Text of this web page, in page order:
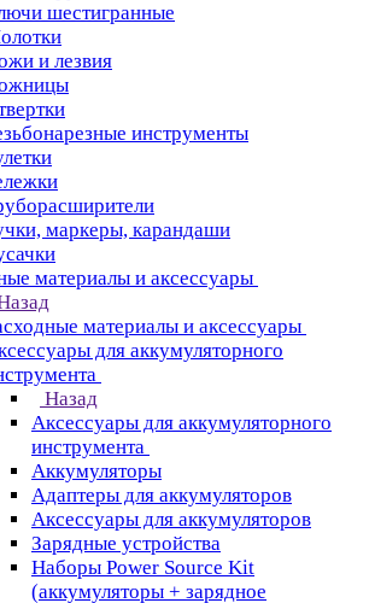
шестигранные
и лезвия
инструменты
маркеры, карандаши
материалы и аксессуары
материалы и аксессуары
для аккумуляторного
Назад
Аксессуары для аккумуляторного
инструмента
Aккумуляторы
Адаптеры для аккумуляторов
Аксессуары для аккумуляторов
Зарядные устройства
Наборы Power Source Kit
(аккумуляторы + зарядное